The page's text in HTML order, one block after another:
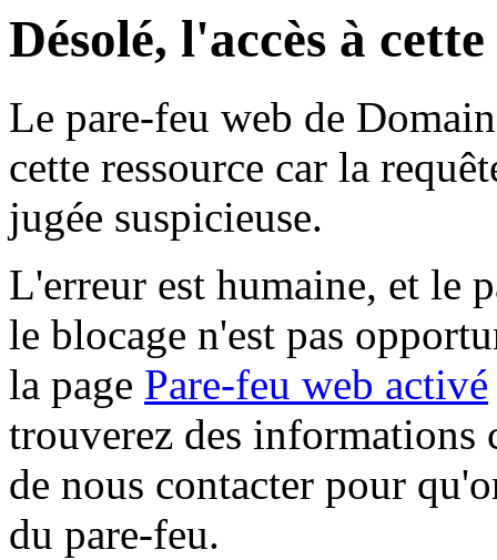
Désolé, l'accès à
Le pare-feu web de
cette ressource car la
jugée suspicieuse.
L'erreur est humaine, et le
le blocage n'est pas
la page Pare-feu web activé
trouverez des informations
de nous contacter pour
du pare-feu.